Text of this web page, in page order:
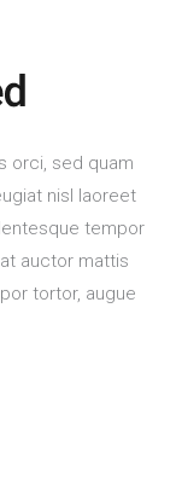
orci, sed quam
nisl laoreet
tempor
auctor mattis
tortor, augue